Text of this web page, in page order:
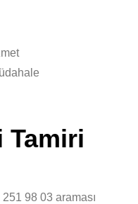
Tamiri
98 03 araması